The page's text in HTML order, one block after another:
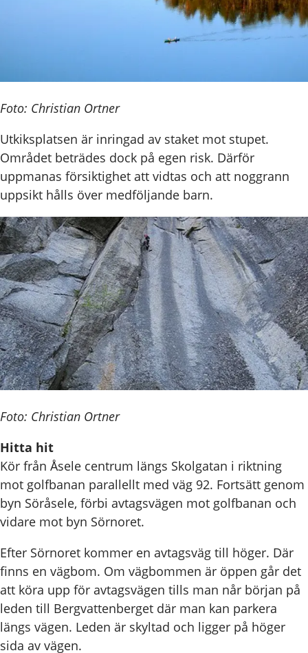
Foto: Christian Ortner
Utkiksplatsen är inringad av staket mot stupet.
Området beträdes dock på egen risk. Därför
uppmanas försiktighet att vidtas och att noggrann
uppsikt hålls över medföljande barn.
Foto: Christian Ortner
Hitta hit
Kör från Åsele centrum längs Skolgatan i riktning
mot golfbanan parallellt med väg 92. Fortsätt genom
byn Söråsele, förbi avtagsvägen mot golfbanan och
vidare mot byn Sörnoret.
Efter Sörnoret kommer en avtagsväg till höger. Där
finns en vägbom. Om vägbommen är öppen går det
att köra upp för avtagsvägen tills man når början på
leden till Bergvattenberget där man kan parkera
längs vägen. Leden är skyltad och ligger på höger
sida av vägen.